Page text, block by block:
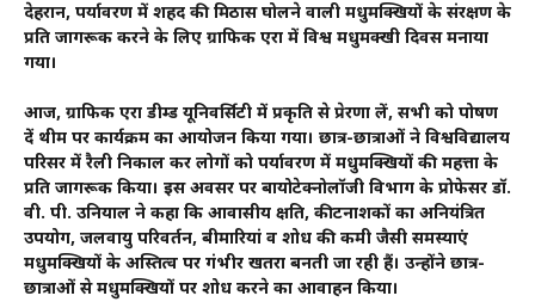
देहरादून, पर्यावरण में शहद की मिठास घोलने वाली मधुमक्खियों के संरक्षण के
प्रति जागरूक करने के लिए ग्राफिक एरा में विश्व मधुमक्खी दिवस मनाया
गया।
आज, ग्राफिक एरा डीम्ड यूनिवर्सिटी में प्रकृति से प्रेरणा लें, सभी को पोषण
दें थीम पर कार्यक्रम का आयोजन किया गया। छात्र-छात्राओं ने विश्वविद्यालय
परिसर में रैली निकाल कर लोगों को पर्यावरण में मधुमक्खियों की महत्ता के
प्रति जागरूक किया। इस अवसर पर बायोटेक्नोलॉजी विभाग के प्रोफेसर डॉ.
वी. पी. उनियाल ने कहा कि आवासीय क्षति, कीटनाशकों का अनियंत्रित
उपयोग, जलवायु परिवर्तन, बीमारियां व शोध की कमी जैसी समस्याएं
मधुमक्खियों के अस्तित्व पर गंभीर खतरा बनती जा रही हैं। उन्होंने छात्र-
छात्राओं से मधुमक्खियों पर शोध करने का आवाहन किया।